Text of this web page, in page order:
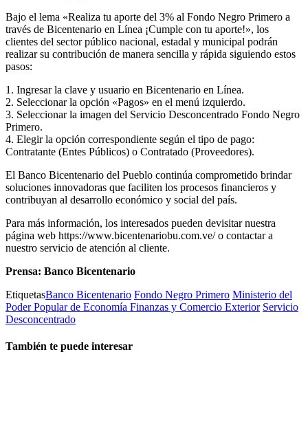
Bajo el lema «Realiza tu aporte del 3% al Fondo Negro Primero a
través de Bicentenario en Línea ¡Cumple con tu aporte!», los
clientes del sector público nacional, estadal y municipal podrán
realizar su contribución de manera sencilla y rápida siguiendo estos
pasos:
1. Ingresar la clave y usuario en Bicentenario en Línea.
2. Seleccionar la opción «Pagos» en el menú izquierdo.
3. Seleccionar la imagen del Servicio Desconcentrado Fondo Negro
Primero.
4. Elegir la opción correspondiente según el tipo de pago:
Contratante (Entes Públicos) o Contratado (Proveedores).
El Banco Bicentenario del Pueblo continúa comprometido brindar
soluciones innovadoras que faciliten los procesos financieros y
contribuyan al desarrollo económico y social del país.
Para más información, los interesados pueden devisitar nuestra
página web https://www.bicentenariobu.com.ve/ o contactar a
nuestro servicio de atención al cliente.
Prensa: Banco Bicentenario
EtiquetasBanco Bicentenario Fondo Negro Primero Ministerio del
Poder Popular de Economía Finanzas y Comercio Exterior Servicio
Desconcentrado
También te puede interesar